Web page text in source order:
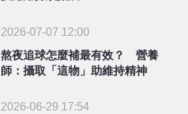
2026-07-07 12:00
熬夜追球怎麼補最有效？ 營養
師：攝取「這物」助維持精神
2026-06-29 17:54